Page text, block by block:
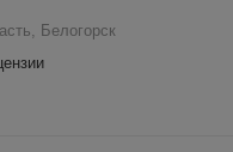
Белогорск